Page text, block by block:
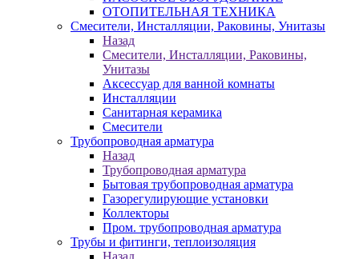
ОТОПИТЕЛЬНАЯ ТЕХНИКА
Смесители, Инсталляции, Раковины, Унитазы
Назад
Смесители, Инсталляции, Раковины,
Унитазы
Аксессуар для ванной комнаты
Инсталляции
Санитарная керамика
Смесители
Трубопроводная арматура
Назад
Трубопроводная арматура
Бытовая трубопроводная арматура
Газорегулирующие установки
Коллекторы
Пром. трубопроводная арматура
Трубы и фитинги, теплоизоляция
Назад